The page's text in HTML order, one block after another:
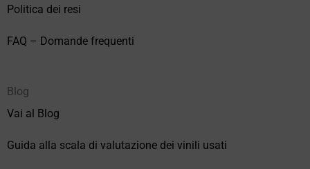
Politica dei resi
FAQ – Domande frequenti
Blog
Vai al Blog
Guida alla scala di valutazione dei vinili usati